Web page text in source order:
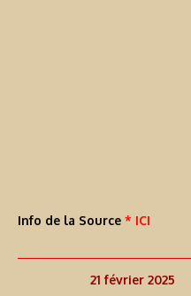
Info de la Source * ICI
21 février 2025